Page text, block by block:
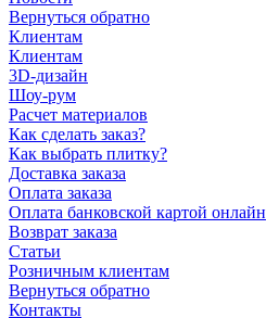
Вернуться обратно
Клиентам
Клиентам
3D-дизайн
Шоу-рум
Расчет материалов
Как сделать заказ?
Как выбрать плитку?
Доставка заказа
Оплата заказа
Оплата банковской картой онлайн
Возврат заказа
Статьи
Розничным клиентам
Вернуться обратно
Контакты